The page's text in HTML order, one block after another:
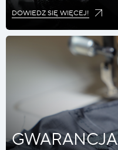
DOWIEDZ SIĘ WIĘCEJ!
GWARANCJA